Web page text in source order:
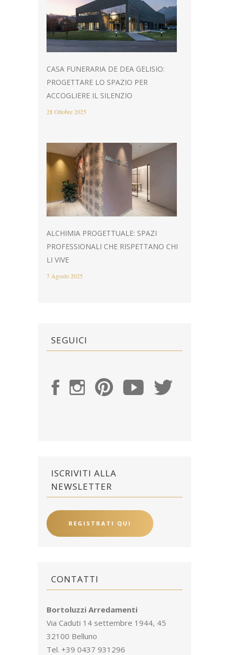
CASA FUNERARIA DE DEA GELISIO:
PROGETTARE LO SPAZIO PER
ACCOGLIERE IL SILENZIO
28 Ottobre 2025
ALCHIMIA PROGETTUALE: SPAZI
PROFESSIONALI CHE RISPETTANO CHI
LI VIVE
7 Agosto 2025
SEGUICI
ISCRIVITI ALLA
NEWSLETTER
REGISTRATI QUI
CONTATTI
Bortoluzzi Arredamenti
Via Caduti 14 settembre 1944, 45
32100 Belluno
Tel. +39 0437 931296